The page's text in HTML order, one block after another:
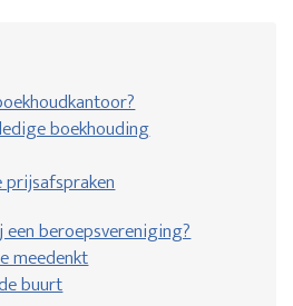
boekhouding
prijsafspraken
beroepsvereniging?
meedenkt
buurt